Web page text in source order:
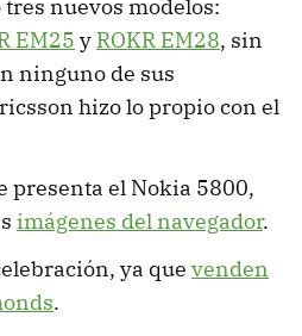
nuevos modelos:
EM25 y ROKR EM28, sin
ninguno de sus
hizo lo propio con el
presenta el Nokia 5800,
imágenes del navegador.
ya que venden
.